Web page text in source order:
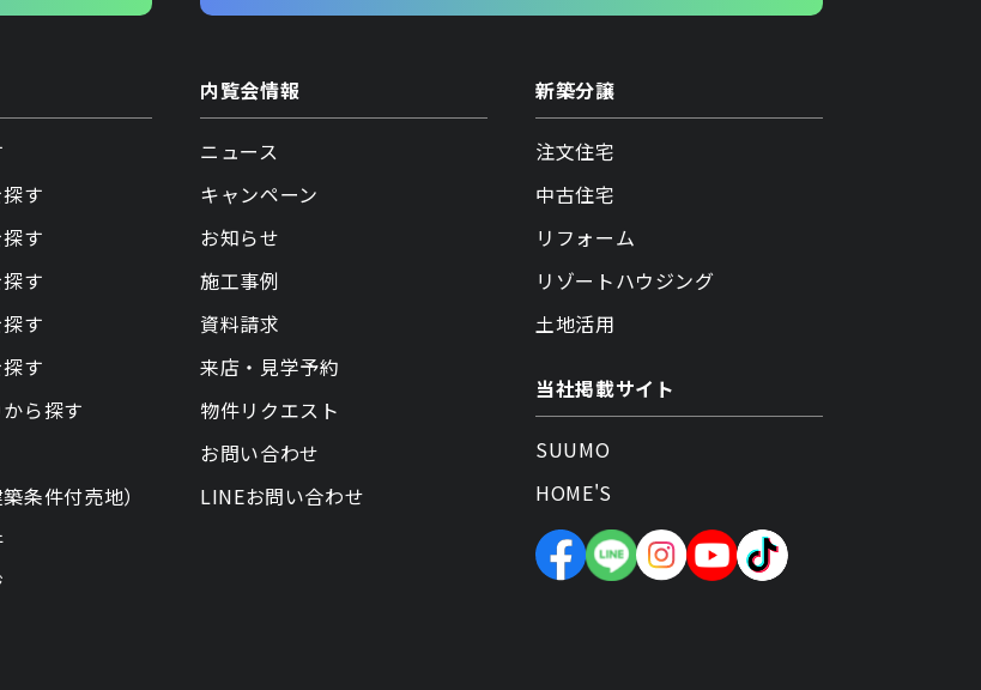
す
す
す
す
す
ら探す
条件付売地）
内覧会情報
ニュース
キャンペーン
お知らせ
施工事例
資料請求
来店・見学予約
物件リクエスト
お問い合わせ
LINEお問い合わせ
新築分譲
注文住宅
中古住宅
リフォーム
リゾートハウジング
土地活用
当社掲載サイト
SUUMO
HOME'S